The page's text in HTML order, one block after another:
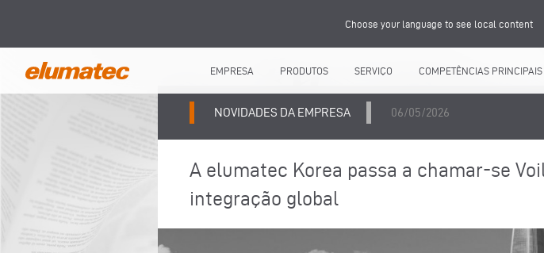
Choose your language to see local content
EMPRESA PRODUTOS SERVIÇO COMPETÊNCIAS PRINCIPAIS
NOVIDADES DA EMPRESA 06/05/2026
A elumatec Korea passa a chamar-se
integração global